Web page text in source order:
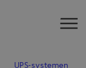
UPS-systemen